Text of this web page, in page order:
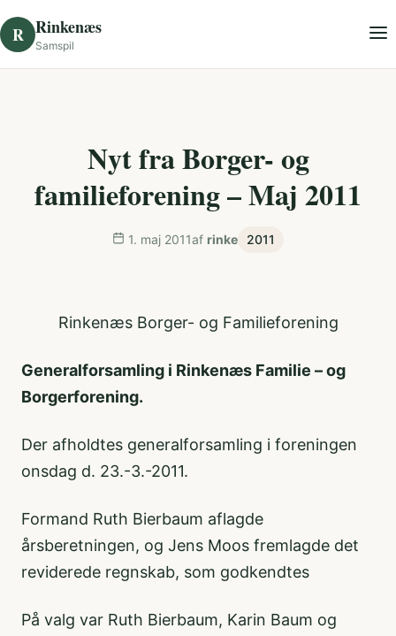
R Rinkenæs
Samspil
Nyt fra Borger- og
familieforening – Maj 2011
1. maj 2011af rinke 2011
Rinkenæs Borger- og Familieforening
Generalforsamling i Rinkenæs Familie – og
Borgerforening.
Der afholdtes generalforsamling i foreningen
onsdag d. 23.-3.-2011.
Formand Ruth Bierbaum aflagde
årsberetningen, og Jens Moos fremlagde det
reviderede regnskab, som godkendtes
På valg var Ruth Bierbaum, Karin Baum og